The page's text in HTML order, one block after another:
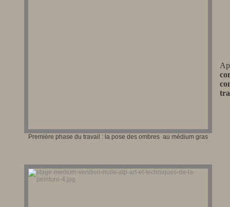
Première phase du travail : la pose des ombres au médium gras